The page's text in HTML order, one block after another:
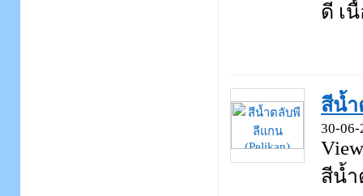
ดี เ
สีน้ำ
30-06-
สีน้ำ